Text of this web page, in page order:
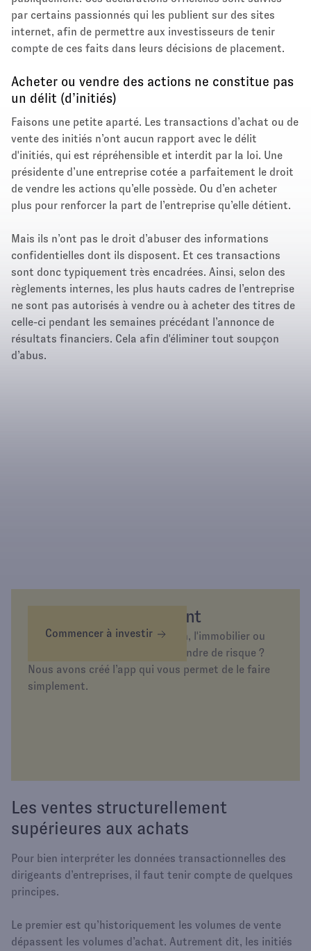
par certains passionnés qui les publient sur des sites
internet, afin de permettre aux investisseurs de tenir
compte de ces faits dans leurs décisions de placement.
Acheter ou vendre des actions ne constitue pas
un délit (d’initiés)
Faisons une petite aparté. Les transactions d’achat ou de
vente des initiés n’ont aucun rapport avec le délit
d'initiés, qui est répréhensible et interdit par la loi. Une
présidente d’une entreprise cotée a parfaitement le droit
de vendre les actions qu’elle possède. Ou d’en acheter
plus pour renforcer la part de l’entreprise qu’elle détient.
Mais ils n’ont pas le droit d’abuser des informations
confidentielles dont ils disposent. Et ces transactions
sont donc typiquement très encadrées. Ainsi, selon des
règlements internes, les plus hauts cadres de l’entreprise
ne sont pas autorisés à vendre ou à acheter des titres de
celle-ci pendant les semaines précédant l’annonce de
résultats financiers. Cela afin d'éliminer tout soupçon
d’abus.
Épargnez différemment
Envie d’investir dans l’or, la tech, l'immobilier ou
simplement d’épargner sans prendre de risque ?
Nous avons créé l’app qui vous permet de le faire
simplement.
Commencer à investir
Les ventes structurellement
supérieures aux achats
Pour bien interpréter les données transactionnelles des
dirigeants d’entreprises, il faut tenir compte de quelques
principes.
Le premier est qu’historiquement les volumes de vente
dépassent les volumes d’achat. Autrement dit, les initiés